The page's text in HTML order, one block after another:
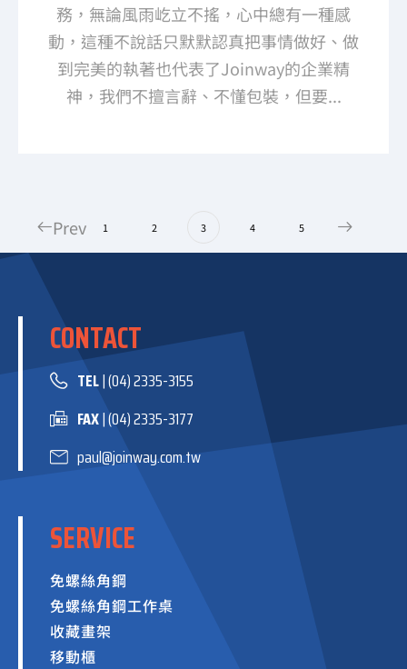
務，無論風雨屹立不搖，心中總有一種感
動，這種不說話只默默認真把事情做好、做
到完美的執著也代表了Joinway的企業精
神，我們不擅言辭、不懂包裝，但要...
Prev 1 2 3 4 5
CONTACT
TEL| (04) 2335-3155
FAX| (04) 2335-3177
paul@joinway.com.tw
SERVICE
免螺絲角鋼
免螺絲角鋼工作桌
收藏畫架
移動櫃